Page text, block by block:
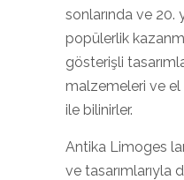
sonlarında ve 20.
popülerlik
gösterişli
malzemeleri ve el
ile bilinirler.
Antika Limoges
ve tasarımlarıyla